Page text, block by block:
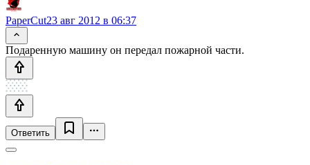
PaperCut23 авг 2012 в 06:37
Подаренную машину он передал пожарной части.
Ответить